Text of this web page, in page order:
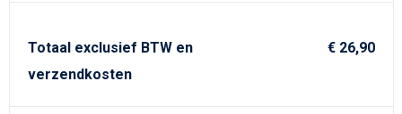
Totaal exclusief BTW en
verzendkosten
€ 26,90